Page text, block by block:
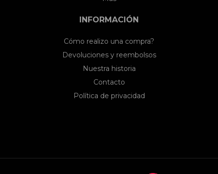
INFORMACIÓN
Cómo realizo una compra?
Devoluciones y reembolsos
Nuestra historia
Contacto
Política de privacidad